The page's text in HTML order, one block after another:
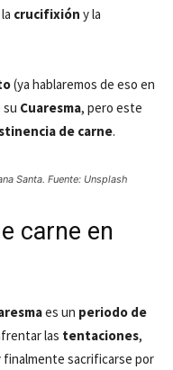
crucifixión y la
(ya hablaremos de eso en
su Cuaresma, pero este
de carne.
Santa. Fuente: Unsplash
carne en
es un periodo de
las tentaciones,
finalmente sacrificarse por